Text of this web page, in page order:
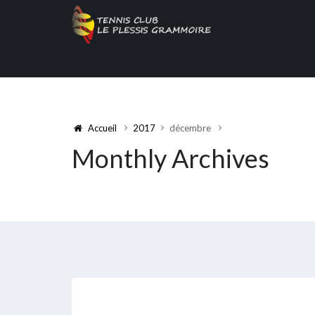
Accueil 2017 décembre
Monthly Archives